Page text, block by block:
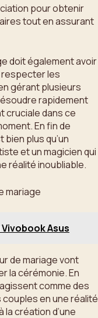
pour obtenir
tout en assurant
doit également avoir
les
gérant plusieurs
rapidement
cruciale dans ce
En fin de
plus qu’un
et un magicien qui
réalité inoubliable.
mariage
Asus
de mariage vont
la cérémonie. En
comme des
en une réalité
création d’une